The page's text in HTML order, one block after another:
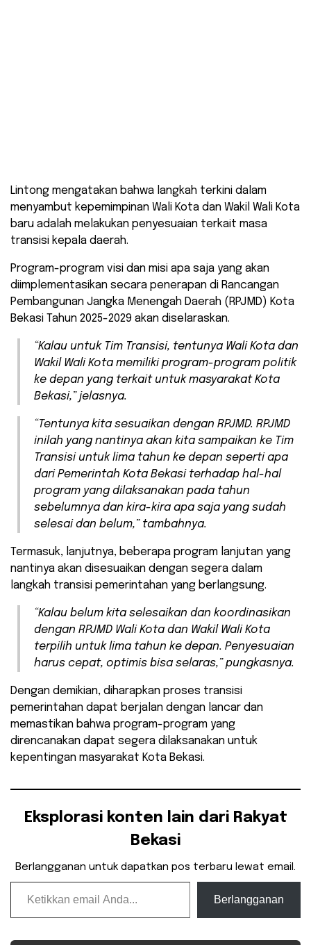
Lintong mengatakan bahwa langkah terkini dalam
menyambut kepemimpinan Wali Kota dan Wakil Wali Kota
baru adalah melakukan penyesuaian terkait masa
transisi kepala daerah.
Program-program visi dan misi apa saja yang akan
diimplementasikan secara penerapan di Rancangan
Pembangunan Jangka Menengah Daerah (RPJMD) Kota
Bekasi Tahun 2025-2029 akan diselaraskan.
“Kalau untuk Tim Transisi, tentunya Wali Kota dan
Wakil Wali Kota memiliki program-program politik
ke depan yang terkait untuk masyarakat Kota
Bekasi,” jelasnya.
“Tentunya kita sesuaikan dengan RPJMD. RPJMD
inilah yang nantinya akan kita sampaikan ke Tim
Transisi untuk lima tahun ke depan seperti apa
dari Pemerintah Kota Bekasi terhadap hal-hal
program yang dilaksanakan pada tahun
sebelumnya dan kira-kira apa saja yang sudah
selesai dan belum,” tambahnya.
Termasuk, lanjutnya, beberapa program lanjutan yang
nantinya akan disesuaikan dengan segera dalam
langkah transisi pemerintahan yang berlangsung.
“Kalau belum kita selesaikan dan koordinasikan
dengan RPJMD Wali Kota dan Wakil Wali Kota
terpilih untuk lima tahun ke depan. Penyesuaian
harus cepat, optimis bisa selaras,” pungkasnya.
Dengan demikian, diharapkan proses transisi
pemerintahan dapat berjalan dengan lancar dan
memastikan bahwa program-program yang
direncanakan dapat segera dilaksanakan untuk
kepentingan masyarakat Kota Bekasi.
Eksplorasi konten lain dari Rakyat
Bekasi
Berlangganan untuk dapatkan pos terbaru lewat email.
Ketikkan email Anda...
Berlangganan